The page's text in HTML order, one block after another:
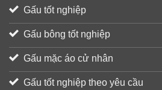
Gấu tốt nghiệp
Gấu bông tốt nghiệp
Gấu mặc áo cử nhân
Gấu tốt nghiệp theo yêu cầu